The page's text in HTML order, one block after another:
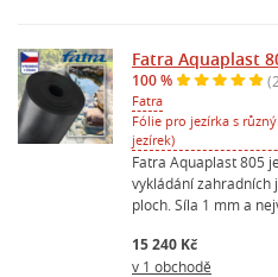
Fatra Aquaplast
100 %
Fatra
Fólie pro jezírka s
jezírek)
Fatra Aquaplast 805
vykládání zahradních
ploch. Síla 1 mm a
15 240 Kč
v 1 obchodě